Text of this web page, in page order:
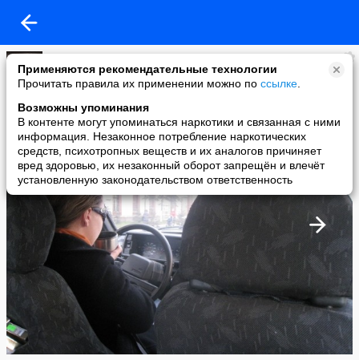
Применяются рекомендательные технологии
Прочитать правила их применении можно по ссылке
Возможны упоминания
В контенте могут упоминаться наркотики и связанная с ними
информация. Незаконное потребление наркотических
средств, психотропных веществ и их аналогов причиняет
вред здоровью, их незаконный оборот запрещён и влечёт
установленную законодательством ответственность
А.Кв.
added a photo
05 May в 20:17